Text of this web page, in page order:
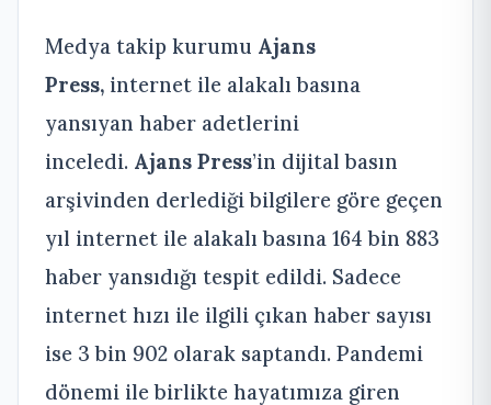
Medya takip kurumu Ajans
Press, internet ile alakalı basına
yansıyan haber adetlerini
inceledi. Ajans Press’in dijital basın
arşivinden derlediği bilgilere göre geçen
yıl internet ile alakalı basına 164 bin 883
haber yansıdığı tespit edildi. Sadece
internet hızı ile ilgili çıkan haber sayısı
ise 3 bin 902 olarak saptandı. Pandemi
dönemi ile birlikte hayatımıza giren